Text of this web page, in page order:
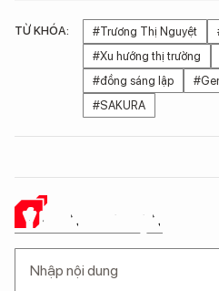
TỪ KHÓA: #Trương Thị Nguyệt
#Xu hướng thị trường
#đồng sáng lập
#SAKURA
Ý KIẾN CỦA BẠN